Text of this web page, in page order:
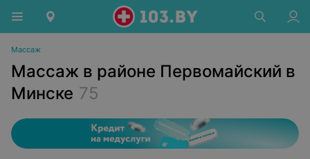
Массаж
Массаж в районе Первомайский в
Минске 75